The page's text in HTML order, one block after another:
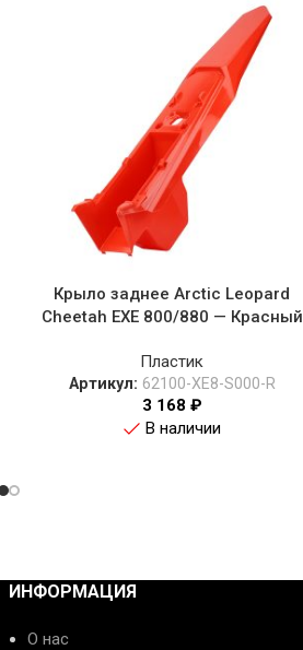
Крыло заднее Arctic Leopard
Cheetah EXE 800/880 — Красный
Пластик
Артикул: 62100-XE8-S000-R
3 168 ₽
В наличии
ИНФОРМАЦИЯ
О нас